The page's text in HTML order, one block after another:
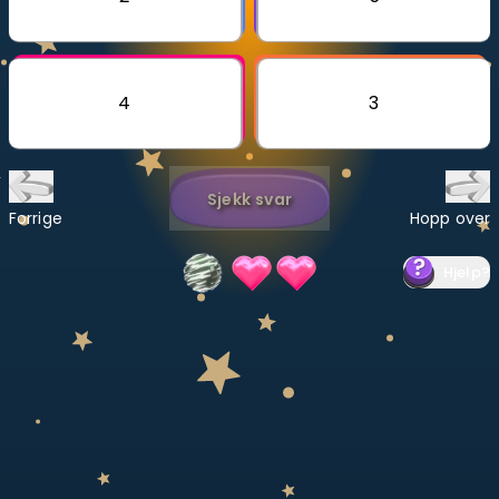
Bestill privatundervisning
Velg læreplan
Logg inn
4 3
Forrige
Sjekk svar
Hopp over
?